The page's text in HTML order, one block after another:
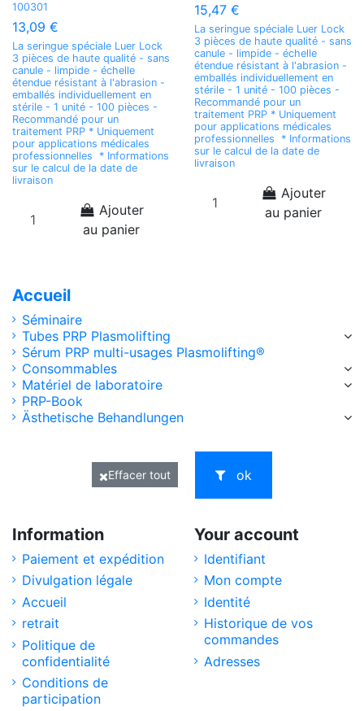
100301
13,09 €
La seringue spéciale Luer Lock
3 pièces de haute qualité - sans
canule - limpide - échelle
étendue résistant à l'abrasion -
emballés individuellement en
stérile - 1 unité - 100 pièces -
Recommandé pour un
traitement PRP * Uniquement
pour applications médicales
professionnelles * Informations
sur le calcul de la date de
livraison
Ajouter
au panier
15,47 €
La seringue spéciale Luer Lock
3 pièces de haute qualité - sans
canule - limpide - échelle
étendue résistant à l'abrasion -
emballés individuellement en
stérile - 1 unité - 100 pièces -
Recommandé pour un
traitement PRP * Uniquement
pour applications médicales
professionnelles * Informations
sur le calcul de la date de
livraison
Ajouter
au panier
Accueil
Séminaire
Tubes PRP Plasmolifting
Sérum PRP multi-usages Plasmolifting®
Consommables
Matériel de laboratoire
PRP-Book
Ästhetische Behandlungen
Effacer tout ok
Information
Paiement et expédition
Divulgation légale
Accueil
retrait
Politique de
confidentialité
Conditions de
participation
Your account
Identifiant
Mon compte
Identité
Historique de vos
commandes
Adresses